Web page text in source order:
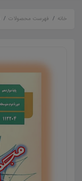
خانه فهرست محصولات